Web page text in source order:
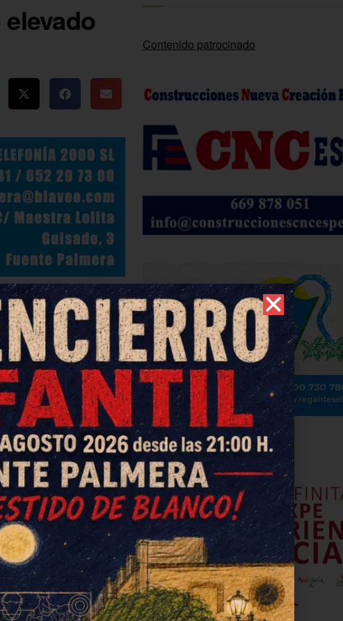
Fomento de la
del
Jóvenes por
el encuentro se
Contenido patrocinado